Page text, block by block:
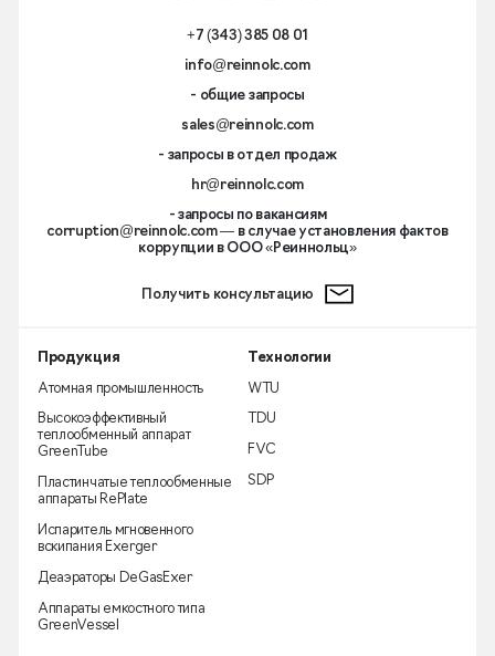
+7 (343) 385 08 01
info@reinnolc.com
- общие запросы
sales@reinnolc.com
- запросы в отдел продаж
hr@reinnolc.com
- запросы по вакансиям
corruption@reinnolc.com— в случае установления фактов
коррупции в ООО «Реиннольц»
Получить консультацию
Продукция
Атомная промышленность
Высокоэффективный
теплообменный аппарат
GreenTube
Пластинчатые теплообменные
аппараты RePlate
Испаритель мгновенного
вскипания Exerger
Деаэраторы DeGasExer
Аппараты емкостного типа
GreenVessel
Технологии
WTU
TDU
FVC
SDP